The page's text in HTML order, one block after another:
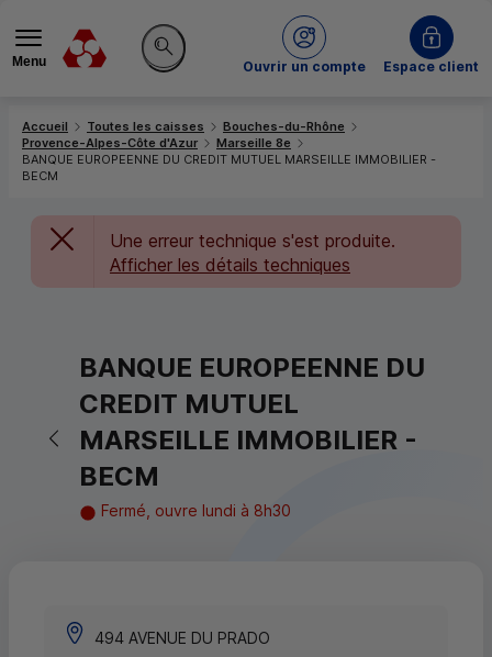
Menu
Rechercher sur le site
Ouvrir un compte
du Crédit MutuelEspace client
Accueil Toutes les caisses
Bouches-du-Rhône
Provence-Alpes-Côte d'Azur
Marseille 8e
BANQUE EUROPEENNE DU CREDIT MUTUEL MARSEILLE IMMOBILIER -
BECM
Une erreur technique s'est produite.
Afficher les détails techniques
Retour vers la page précédente
BANQUE EUROPEENNE DU
CREDIT MUTUEL
MARSEILLE IMMOBILIER -
BECM
Fermé, ouvre lundi à 8h30
494 AVENUE DU PRADO